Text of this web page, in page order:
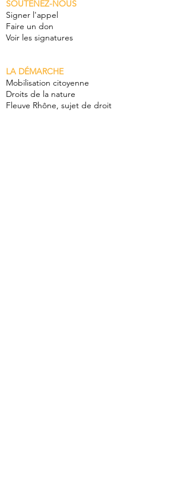
SOUTENEZ-NOUS
Signer l'appel
Faire un don
Voir les signatures
LA DÉMARCHE
Mobilisation citoyenne
Droits de la nature
Fleuve Rhône, sujet de droit